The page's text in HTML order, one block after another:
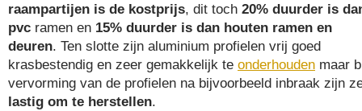
raampartijen is de kostprijs, dit toch 20% duurder is
pvc ramen en 15% duurder is dan houten ramen en
deuren. Ten slotte zijn aluminium profielen vrij goed
krasbestendig en zeer gemakkelijk te onderhouden maar
vervorming van de profielen na bijvoorbeeld inbraak zijn
lastig om te herstellen.